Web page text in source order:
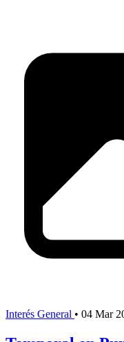
Interés General • 04 Mar